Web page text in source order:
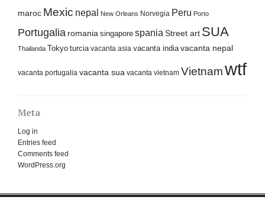
maroc Mexic nepal New Orleans Norvegia Peru Porto
Portugalia romania singapore spania Street art SUA
Thailanda Tokyo turcia vacanta asia vacanta india vacanta nepal
vacanta portugalia vacanta sua vacanta vietnam Vietnamwtf
Meta
Log in
Entries feed
Comments feed
WordPress.org